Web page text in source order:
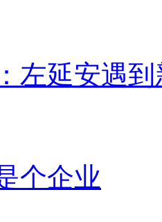
左延安遇
个企业